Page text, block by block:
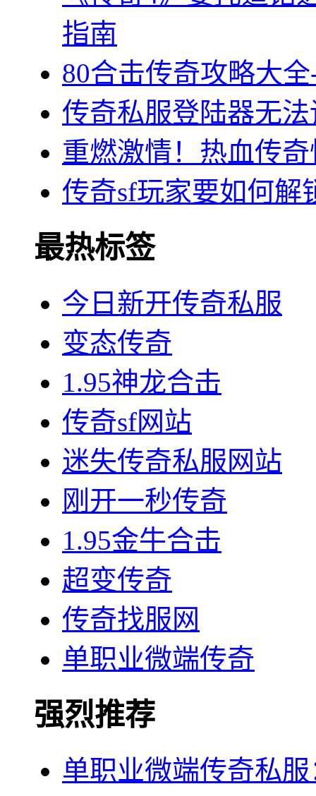
指南
80合击传奇攻略大
传奇私服登陆器无
重燃激情！热血传
传奇sf玩家要如何解
最热标签
今日新开传奇私服
变态传奇
1.95神龙合击
传奇sf网站
迷失传奇私服网站
刚开一秒传奇
1.95金牛合击
超变传奇
传奇找服网
单职业微端传奇
强烈推荐
单职业微端传奇私